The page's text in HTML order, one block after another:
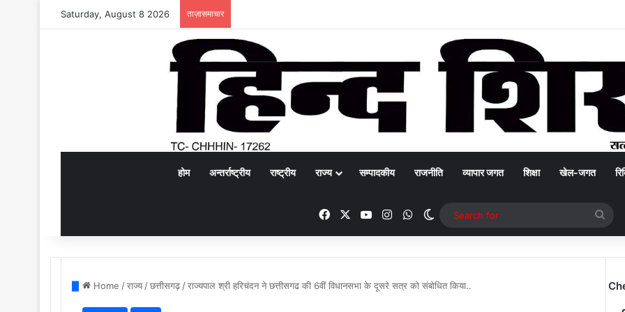
Saturday, August 8 2026 ताज़ासमाचार
होम अन्तर्राष्ट्रीय राष्ट्रीय राज्य सम्पादकीय राजनीति व्यापार जगत शिक्षा खेल-जगत
FacebookYouTubeInstagramWhatsApp
Switch skin
for
Home /राज्य/छत्तीसगढ़/राज्यपाल श्री हरिचंदन ने छत्तीसगढ की 6वीं विधानसभा के दूसरे सत्र को संबोधित किया..